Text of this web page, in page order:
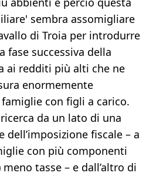
sembra assomigliare
di Troia per introdurre
fase successiva della
ai redditi più alti che ne
enormemente
con figli a carico.
da un lato di una
dell’imposizione fiscale – a
con più componenti
tasse – e dall’altro di